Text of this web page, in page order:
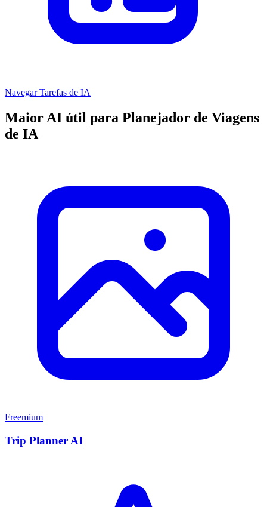
Navegar Tarefas de IA
Maior AI útil para Planejador de Viagens
de IA
Freemium
Trip Planner AI